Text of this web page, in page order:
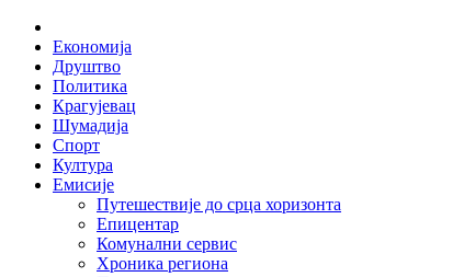
Skip
content
Економија
Друштво
Политика
Крагујевац
Шумадија
Спорт
Култура
Емисије
Путешествије до срца хоризонта
Епицентар
Комунални сервис
Хроника региона